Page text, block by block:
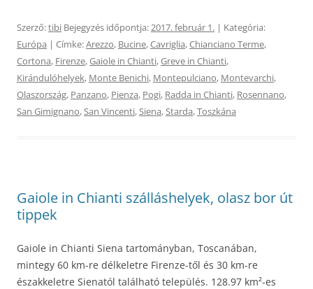
Szerző:tibi Bejegyzés időpontja:2017. február 1. | Kategória:
Európa | Címke:Arezzo, Bucine,Cavriglia,Chianciano Terme,
Cortona, Firenze,Gaiole in Chianti,Greve in Chianti,
Kirándulóhelyek, Monte Benichi, Montepulciano, Montevarchi,
Olaszország, Panzano, Pienza, Pogi, Radda in Chianti, Rosennano,
San Gimignano,San Vincenti,Siena,Starda,Toszkána
Gaiole in Chianti szálláshelyek, olasz bor út
tippek
Gaiole in Chianti Siena tartományban, Toscanában,
mintegy 60 km-re délkeletre Firenze-től és 30 km-re
északkeletre Sienatól található település. 128.97 km²-es